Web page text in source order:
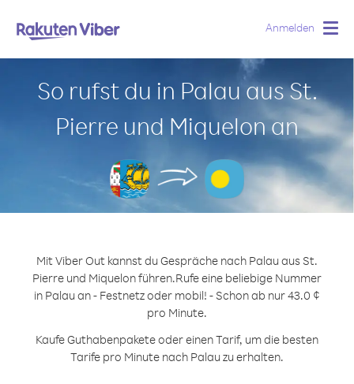
Anmelden
So rufst du in Palau aus St.
Pierre und Miquelon an
Mit Viber Out kannst du Gespräche nach Palau aus St.
Pierre und Miquelon führen.Rufe eine beliebige Nummer
in Palau an - Festnetz oder mobil! - Schon ab nur 43.0 ¢
pro Minute.
Kaufe Guthabenpakete oder einen Tarif, um die besten
Tarife pro Minute nach Palau zu erhalten.